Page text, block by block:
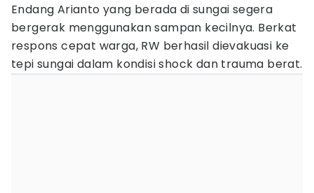
Endang Arianto yang berada di sungai segera
bergerak menggunakan sampan kecilnya. Berkat
respons cepat warga, RW berhasil dievakuasi ke
tepi sungai dalam kondisi shock dan trauma berat.